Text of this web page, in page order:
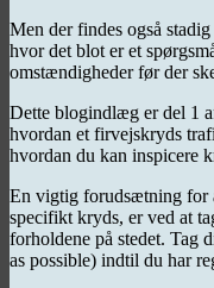
Men der findes også
hvor det blot er et
omstændigheder før der
Dette blogindlæg er del 1
hvordan et firvejskryds
hvordan du kan inspicere
En vigtig forudsætning for
specifikt kryds, er ved at
forholdene på stedet. Tag
as possible) indtil du har